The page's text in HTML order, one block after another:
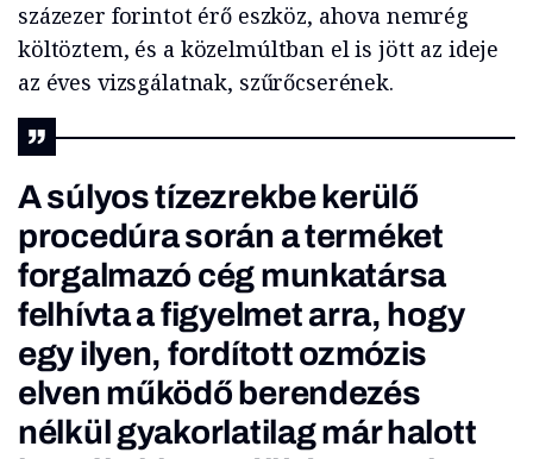
százezer forintot érő eszköz, ahova nemrég
költöztem, és a közelmúltban el is jött az ideje
az éves vizsgálatnak, szűrőcserének.
A súlyos tízezrekbe kerülő
procedúra során a terméket
forgalmazó cég munkatársa
felhívta a figyelmet arra, hogy
egy ilyen, fordított ozmózis
elven működő berendezés
nélkül gyakorlatilag már halott